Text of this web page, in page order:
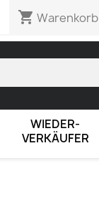
shopping_cart Warenkorb
WIEDER-
VERKÄUFER